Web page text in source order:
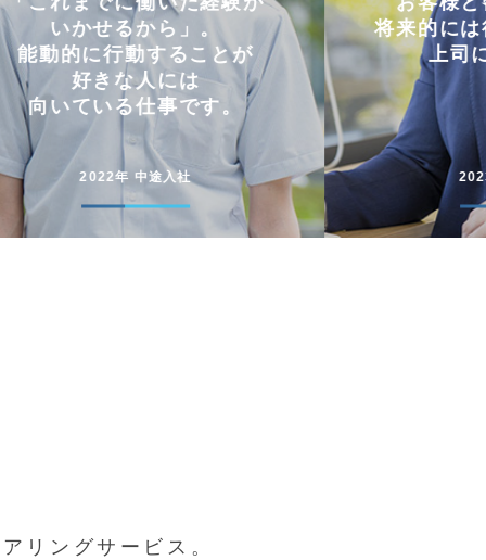
来的には後輩に信頼される
上司になりたい。
2023年 中途入社
コミュニケ
円滑に仕
リングサービス。